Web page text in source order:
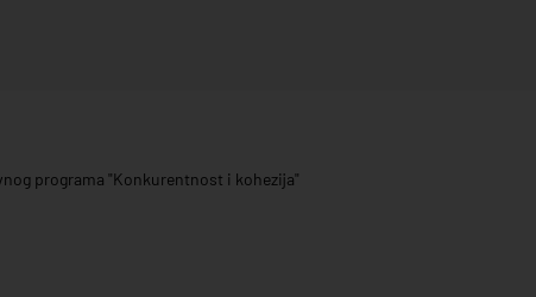
programa "Konkurentnost i kohezija"